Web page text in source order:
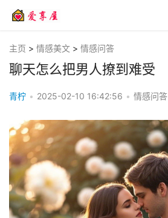
主页 > 情感美文 > 情感问答
聊天怎么把男人撩到难受
青柠 • 2025-02-10 16:42:56 • 情感问答